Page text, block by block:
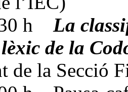
h La
de la
de la Secció